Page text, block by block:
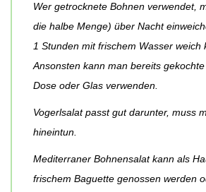
Wer getrocknete Bohnen verwendet,
die halbe Menge) über Nacht
1 Stunden mit frischem Wasser weich
Ansonsten kann man bereits
Dose oder Glas verwenden.
Vogerlsalat passt gut darunter, muss
hineintun.
Mediterraner Bohnensalat kann als
frischem Baguette genossen werden